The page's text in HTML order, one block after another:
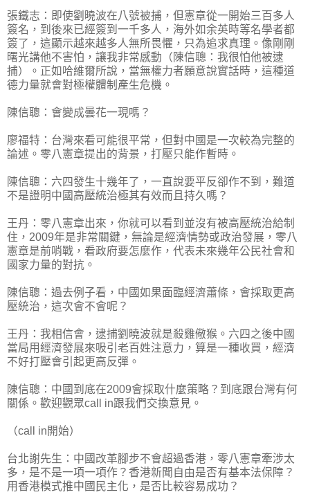
張鐵志：即使劉曉波在八號被捕，但憲章從一開始三百多人
簽名，到後來已經簽到一千多人，海外如余英時等名學者都
簽了，這顯示越來越多人無所畏懼，只為追求真理。像剛剛
曙光講他不害怕，讓我非常感動（陳信聰：我很怕他被逮
捕）。正如哈維爾所說，當無權力者願意說實話時，這種道
德力量就會對極權體制產生危機。
陳信聰：會變成曇花一現嗎？
廖福特：台灣來看可能很平常，但對中國是一次較為完整的
論述。零八憲章提出的背景，打壓只能作暫時。
陳信聰：六四發生十幾年了，一直說要平反卻作不到，難道
不是證明中國高壓統治極其有效而且持久嗎？
王丹：零八憲章出來，你就可以看到並沒有被高壓統治給制
住，2009年是非常關鍵，無論是經濟情勢或政治發展，零八
憲章是前哨戰，看政府要怎麼作，代表未來幾年公民社會和
國家力量的對抗。
陳信聰：過去例子看，中國如果面臨經濟蕭條，會採取更高
壓統治，這次會不會呢？
王丹：我相信會，逮捕劉曉波就是殺雞儆猴。六四之後中國
當局用經濟發展來吸引老百姓注意力，算是一種收買，經濟
不好打壓會引起更高反彈。
陳信聰：中國到底在2009會採取什麼策略？到底跟台灣有何
關係。歡迎觀眾call in跟我們交換意見。
（call in開始）
台北謝先生：中國改革腳步不會超過香港，零八憲章牽涉太
多，是不是一項一項作？香港新聞自由是否有基本法保障？
用香港模式推中國民主化，是否比較容易成功？